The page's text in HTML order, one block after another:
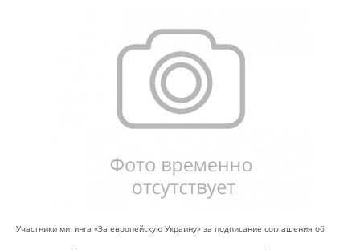
Участники митинга «За европейскую Украину» за подписание соглашения об